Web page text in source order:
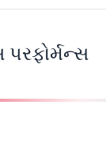
પરફોર્મન્સ